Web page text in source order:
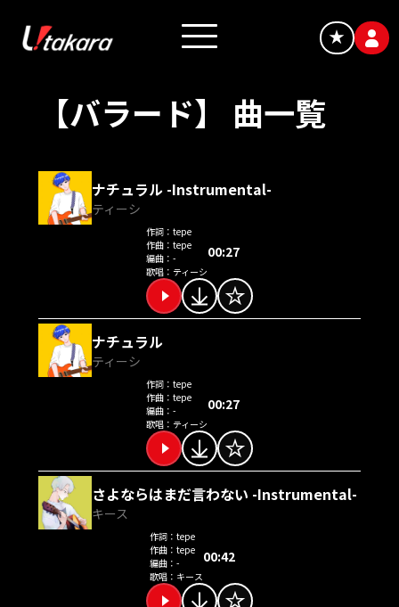
★
【バラード】 曲一覧
ナチュラル -Instrumental-
ティーシ
作詞： tepe
作曲： tepe
編曲： -
歌唱： ティーシ
00:27
ナチュラル
ティーシ
作詞： tepe
作曲： tepe
編曲： -
歌唱： ティーシ
00:27
さよならはまだ言わない -Instrumental-
キース
作詞：tepe
作曲：tepe
編曲：-
歌唱： キース
00:42